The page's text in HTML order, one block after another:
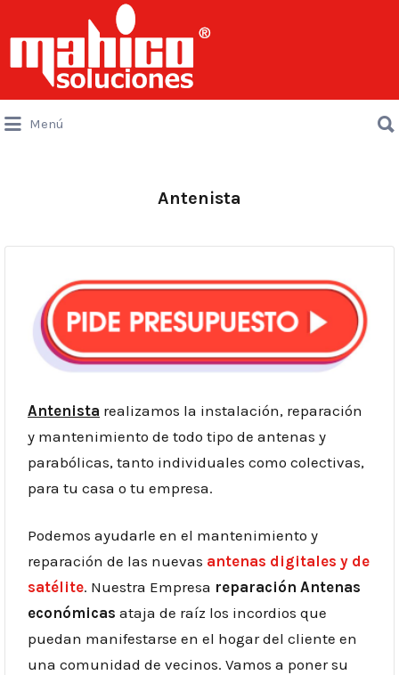
por:
Menú
por:
Antenista
Antenista realizamos la instalación, reparación
y mantenimiento de todo tipo de antenas y
parabólicas, tanto individuales como colectivas,
para tu casa o tu empresa.
Podemos ayudarle en el mantenimiento y
reparación de las nuevas antenas digitales y de
satélite. Nuestra Empresa reparación Antenas
económicas ataja de raíz los incordios que
puedan manifestarse en el hogar del cliente en
una comunidad de vecinos. Vamos a poner su